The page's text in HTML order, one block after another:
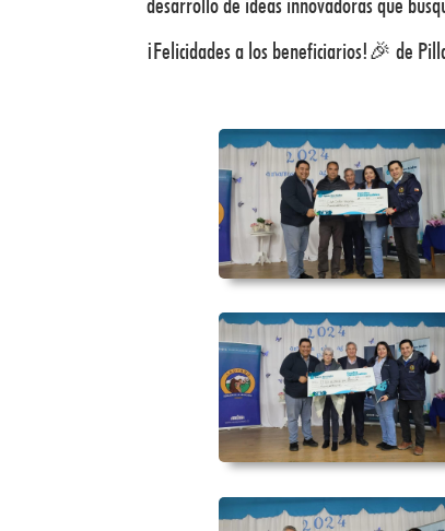
¡Felicidades a los beneficiarios!🎉 de